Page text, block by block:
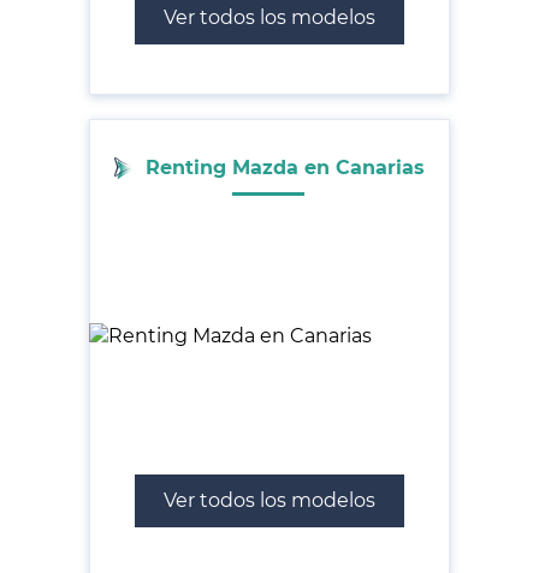
Ver todos los modelos
Renting Mazda en Canarias
Ver todos los modelos